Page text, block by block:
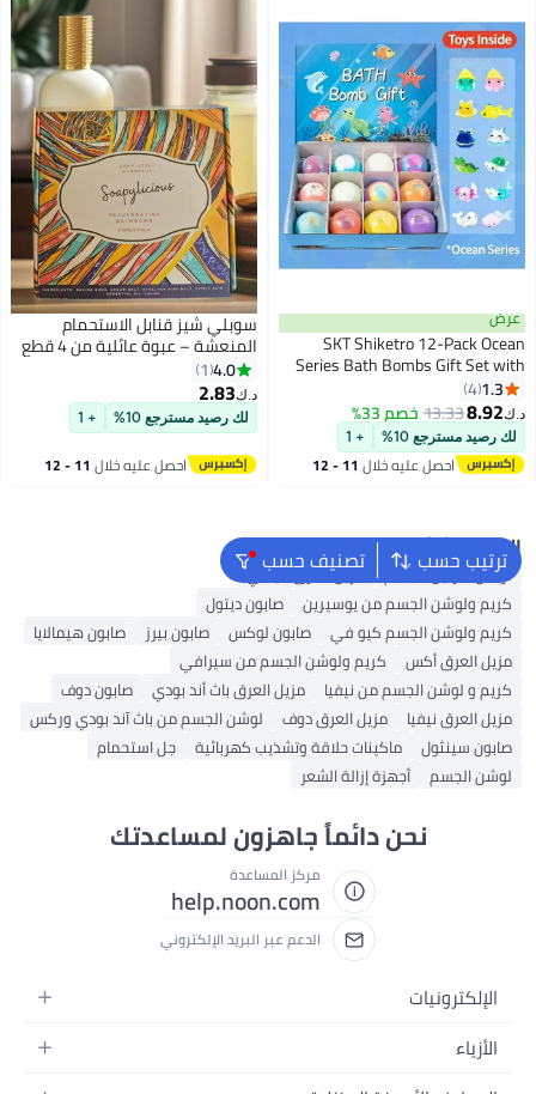
عرض
SKT Shiketro 12-Pack Ocean
Series Bath Bombs Gift Set with
Surprise Toys Inside - Natural
Essential Oil Bath Fizzies for Kids
& Adults, Handmade Spa Bath
Bombs for Relaxation, Moisturizing
& Skin Care
1.3
4
د.ك‏8.92
13.33خصم 33%
لك رصيد مسترجع 10% + 1
احصل عليه خلال 11 - 12
سوبلي شيز قنابل الاستحمام
المنعشة – عبوة عائلية من 4 قطع
– يدوية الصنع، نباتية، طبيعية،
ومقشرة للبشرة
4.0
1
د.ك‏2.83
لك رصيد مسترجع 10% + 1
احصل عليه خلال 11 - 12
ترتيب حسب تصنيف حسب البحث الشائع
لوشن فازلين للجسم
مزيل العرق فيشي
كريم ولوشن الجسم من يوسيرين
صابون ديتول
كريم ولوشن الجسم كيو في
صابون لوكس صابون بيرز
صابون هيمالايا
مزيل العرق أكس
كريم ولوشن الجسم من سيرافي
كريم و لوشن الجسم من نيفيا
مزيل العرق باث أند بودي
صابون دوف
مزيل العرق نيفيا
مزيل العرق دوف
لوشن الجسم من باث آند بودي وركس
صابون سينثول
ماكينات حلاقة وتشذيب كهربائية
جل استحمام
لوشن الجسم
أجهزة إزالة الشعر
نحن دائماً جاهزون لمساعدتك
مركز المساعدة
help.noon.com
الدعم عبر البريد الإلكتروني
الإلكترونيات
الجوالات
الأزياء